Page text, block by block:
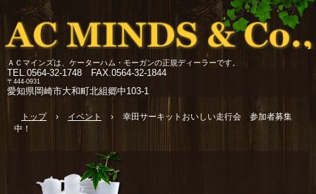
ＡＣマインズは、ケーターハム・モーガンの正規ディーラーです。
TEL.0564-32-1748 FAX.0564-32-1844
〒444-0931
愛知県岡崎市大和町北組郷中103-1
トップ › イベント ›
幸田サーキットおいしい走行会 参加者募集
中！